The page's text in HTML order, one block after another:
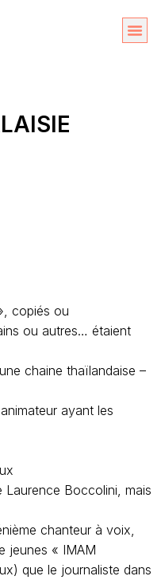
copiés ou
ou autres… étaient
chaine thaïlandaise –
ayant les
Boccolini, mais
chanteur à voix,
jeunes « IMAM
que le journaliste dans